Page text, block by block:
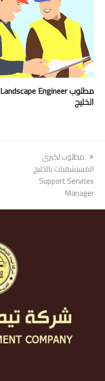
الخليج
previous
post:
مطلوب لكبرى
المستشفيات بالخليج
Support Services
Manager